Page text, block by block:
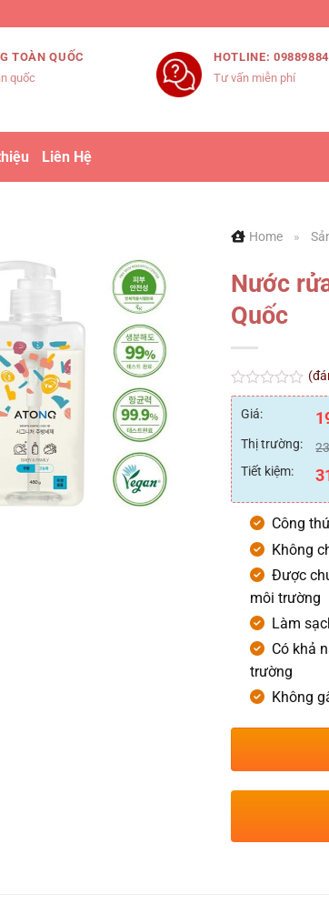
TOÀN QUỐC
quốc
HOTLINE:
Tư vấn miễn phí
Liên Hệ
Home »
Nước
Quốc
Được
xếp
hạng
0
5
sao
Giá:
Thị trường:
Tiết kiệm:
Công
Không
Được
môi trường
Làm
Có khả
trường
Không